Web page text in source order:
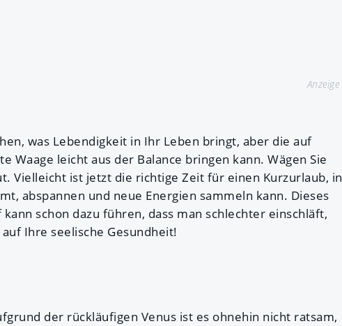
Anzeige
was Lebendigkeit in Ihr Leben bringt, aber die auf
Waage leicht aus der Balance bringen kann. Wägen Sie
Vielleicht ist jetzt die richtige Zeit für einen Kurzurlaub, in
abspannen und neue Energien sammeln kann. Dieses
schon dazu führen, dass man schlechter einschläft,
Ihre seelische Gesundheit!
der rückläufigen Venus ist es ohnehin nicht ratsam,